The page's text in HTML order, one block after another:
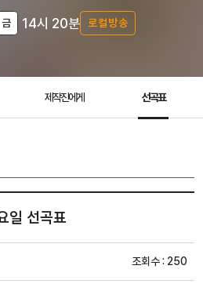
금 14시 20분 로컬방송
제작진에게 선곡표
일 선곡표
조회수 : 250